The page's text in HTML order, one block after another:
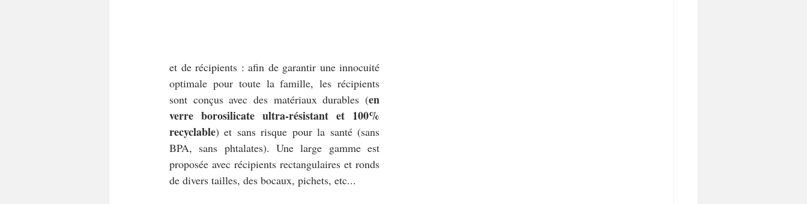
et de récipients : afin de garantir une innocuité
optimale pour toute la famille, les récipients
sont conçus avec des matériaux durables (en
verre borosilicate ultra-résistant et 100%
recyclable) et sans risque pour la santé (sans
BPA, sans phtalates). Une large gamme est
proposée avec récipients rectangulaires et ronds
de divers tailles, des bocaux, pichets, etc...